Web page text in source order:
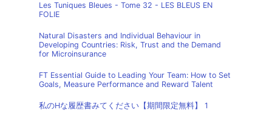
Les Tuniques Bleues - Tome 32 - LES BLEUS EN
FOLIE
Natural Disasters and Individual Behaviour in
Developing Countries: Risk, Trust and the Demand
for Microinsurance
FT Essential Guide to Leading Your Team: How to Set
Goals, Measure Performance and Reward Talent
私のHな履歴書みてください【期間限定無料】 1